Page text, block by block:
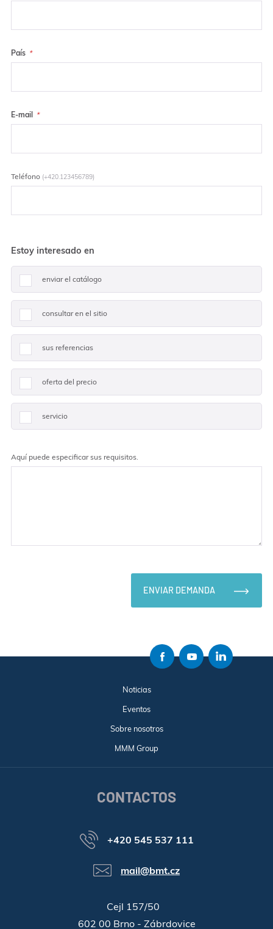
País
E-mail
Teléfono (+420.123456789)
Estoy interesado en
enviar el catálogo
consultar en el sitio
sus referencias
oferta del precio
servicio
Aquí puede especificar sus requisitos.
ENVIAR DEMANDA
Noticias
Eventos
Sobre nosotros
MMM Group
CONTACTOS
+420 545 537 111
mail@bmt.cz
Cejl 157/50
602 00 Brno - Zábrdovice